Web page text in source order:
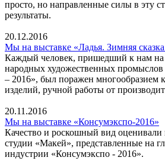
просто, но направленные силы в эту
результаты.
20.12.2016
Мы на выставке «Ладья. Зимняя
Каждый человек, пришедший к нам
народных художественных промыслов
– 2016», был поражен многообразием
изделий, ручной работы от
20.11.2016
Мы на выставке «Консумэкспо-2016»
Качество и роскошный вид оценивали
студии «Макей», представленные на
индустрии «Консумэкспо - 2016».